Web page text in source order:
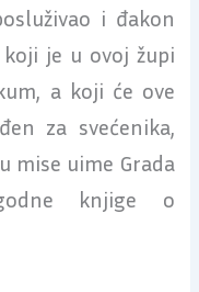
i đakon
je u ovoj župi
a koji će ove
za svećenika,
mise uime Grada
knjige o